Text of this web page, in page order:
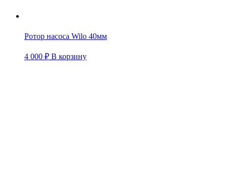
Ротор насоса Wilo 40мм
4 000 ₽ В корзину